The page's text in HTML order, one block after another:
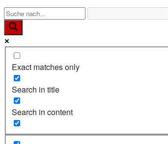
Exact matches only
Search in title
Search in content